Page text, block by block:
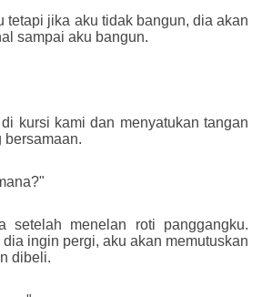
tetapi jika aku tidak bangun, dia akan
sampai aku bangun.
kursi kami dan menyatukan tangan
bersamaan.
setelah menelan roti panggangku.
ingin pergi, aku akan memutuskan
dibeli.